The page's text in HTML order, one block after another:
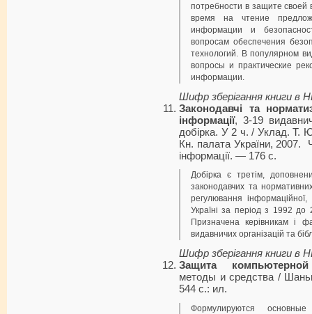
потребности в защите
время на чтение
информации и
вопросам обеспечения
технологий. В популярном
вопросы и практические
информации.
Шифр зберігання книги в
Законодавчі та
інформації, 3-19
добірка. У 2 ч. / Уклад.
Кн. палата України, 2007.
інформації. — 176 с.
Добірка є третім,
законодавчих та
регулювання інформаційної,
Україні за період з 1992
Призначена керівникам і
видавничих організацій та
Шифр зберігання книги в
Защита
методы и средства /
544 с.: ил.
Формулируются